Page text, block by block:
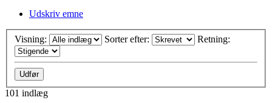
Udskriv emne
Visning: Sorter efter: Retning:
101 indlæg